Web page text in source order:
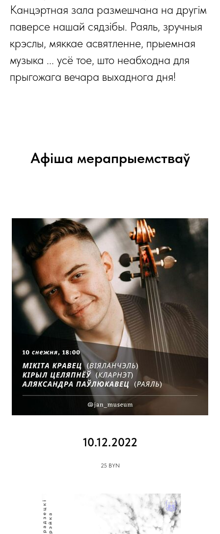
Канцэртная зала размешчана на другім
паверсе нашай сядзібы. Раяль, зручныя
крэслы, мяккае асвятленне, прыемная
музыка ... усё тое, што неабходна для
прыгожага вечара выхаднога дня!
Афіша мерапрыемстваў
10.12.2022
25 BYN